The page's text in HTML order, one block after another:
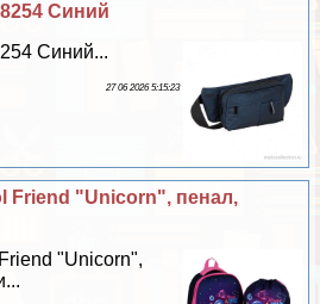
Синий
Синий...
27 06 2026 5:15:23
Friend "Unicorn", пенал,
"Unicorn",